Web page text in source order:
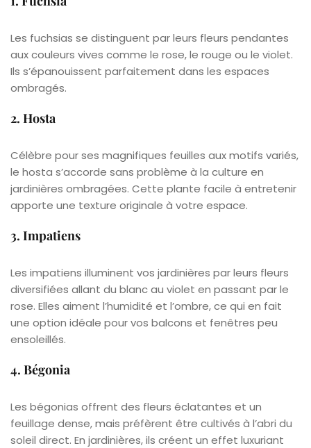
Les fuchsias se distinguent par leurs fleurs pendantes
aux couleurs vives comme le rose, le rouge ou le violet.
Ils s’épanouissent parfaitement dans les espaces
ombragés.
2. Hosta
Célèbre pour ses magnifiques feuilles aux motifs variés,
le hosta s’accorde sans problème à la culture en
jardinières ombragées. Cette plante facile à entretenir
apporte une texture originale à votre espace.
3. Impatiens
Les impatiens illuminent vos jardinières par leurs fleurs
diversifiées allant du blanc au violet en passant par le
rose. Elles aiment l’humidité et l’ombre, ce qui en fait
une option idéale pour vos balcons et fenêtres peu
ensoleillés.
4. Bégonia
Les bégonias offrent des fleurs éclatantes et un
feuillage dense, mais préfèrent être cultivés à l’abri du
soleil direct. En jardinières, ils créent un effet luxuriant